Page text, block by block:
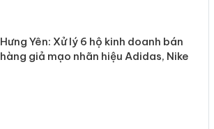
Hưng Yên: Xử lý 6 hộ kinh doanh bán
hàng giả mạo nhãn hiệu Adidas, Nike